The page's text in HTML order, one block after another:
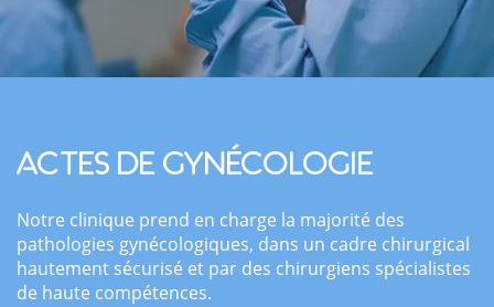
Actes de gynécologie
Notre clinique prend en charge la majorité des
pathologies gynécologiques, dans un cadre chirurgical
hautement sécurisé et par des chirurgiens spécialistes
de haute compétences.